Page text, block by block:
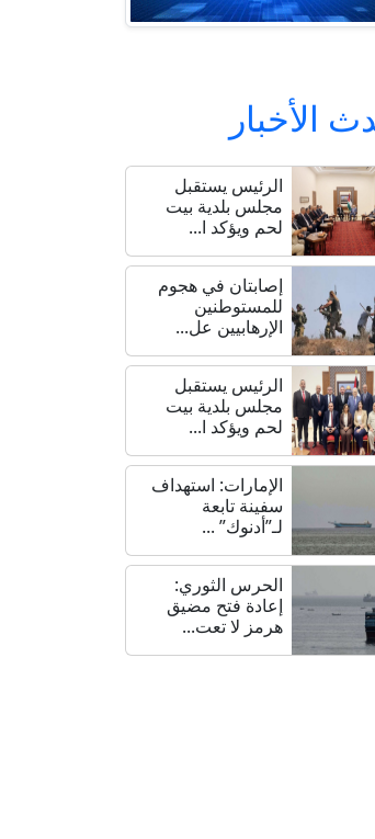
الأخبار
الرئيس يستقبل
مجلس بلدية بيت
لحم ويؤكد ا...
إصابتان في هجوم
للمستوطنين
الإرهابيين عل...
الرئيس يستقبل
مجلس بلدية بيت
لحم ويؤكد ا...
الإمارات: استهداف
سفينة تابعة
لـ”أدنوك” ...
الحرس الثوري:
إعادة فتح مضيق
هرمز لا تعت...